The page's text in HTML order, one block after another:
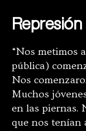
“Nos metimos
pública)
Nos
Muchos
en las piernas.
que nos tenían